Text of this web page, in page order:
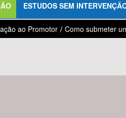
ESTUDOS SEM
ao Promotor / Como submeter